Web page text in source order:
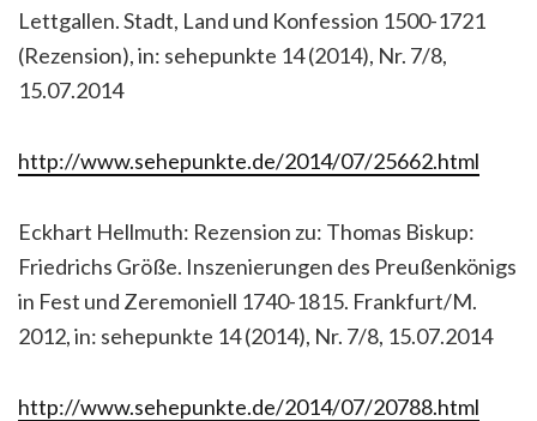
Lettgallen. Stadt, Land und Konfession 1500-1721
(Rezension), in: sehepunkte 14 (2014), Nr. 7/8,
15.07.2014
http://www.sehepunkte.de/2014/07/25662.html
Eckhart Hellmuth: Rezension zu: Thomas Biskup:
Friedrichs Größe. Inszenierungen des Preußenkönigs
in Fest und Zeremoniell 1740-1815. Frankfurt/M.
2012, in: sehepunkte 14 (2014), Nr. 7/8, 15.07.2014
http://www.sehepunkte.de/2014/07/20788.html